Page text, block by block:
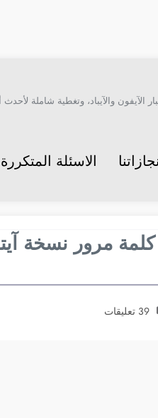
والآيباد، وتغطية شاملة لأحدث
الاسئلة المتكررة
مرور نسخة
39 تعليقات